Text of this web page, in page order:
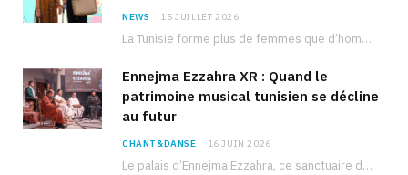
NEWS 15 JUILLET 2026
La Tunisie forme plus de femmes que d’hommes dans les filières scientifiques. Pourtant, pour beaucoup…
Ennejma Ezzahra XR : Quand le
patrimoine musical tunisien se décline
au futur
CHANT&DANSE 16 JUIN 2026
Le palais d’Ennejma Ezzahra, ce sanctuaire de la musique tunisienne et méditerranéenne construit par le…